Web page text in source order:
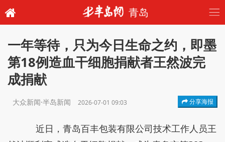
青岛
一年等待，只为今日生命之约，即墨
第18例造血干细胞捐献者王然波完
成捐献
大众新闻·半岛新闻 2026-07-01 09:03 分享海报
近日，青岛百丰包装有限公司技术工作人员王